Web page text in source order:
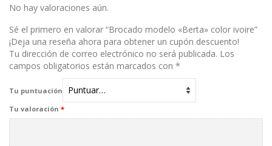
1
No hay valoraciones aún.
Sé el primero en valorar “Brocado modelo «Berta» color ivoire”
¡Deja una reseña ahora para obtener un cupón descuento!
Tu dirección de correo electrónico no será publicada. Los
campos obligatorios están marcados con *
Tu puntuación
Tu valoración *